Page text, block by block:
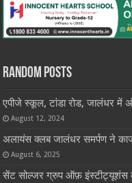
Random Posts
एपीजे स्कूल, टांडा रोड, जालंधर में
August 12, 2024
अलायंस क्लब जालंधर समर्पण ने
August 6, 2025
सेंट सोल्जर ग्रुप ऑफ़ इंस्टीट्यूशंस के